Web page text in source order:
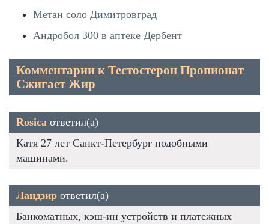
Метан соло Димитровград
Андробол 300 в аптеке Дербент
Комментарии к Тестостерон Пропионат
Сжигает Жир
Rosica ответил(а)
Катя 27 лет Санкт-Петербург подобными
машинами.
Ландзир ответил(а)
Банкоматных, кэш-ин устройств и платежных